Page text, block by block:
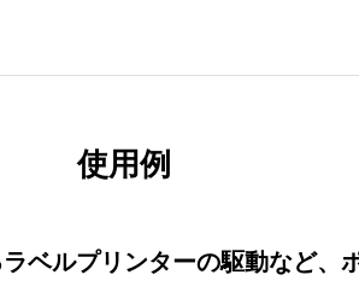
使用例
ベルプリンターの駆動など、